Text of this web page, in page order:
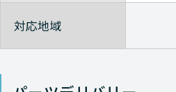
対応地域